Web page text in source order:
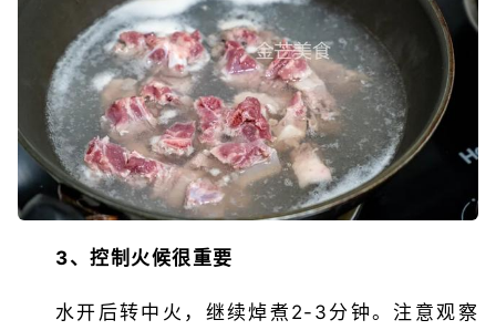
3、控制火候很重要
水开后转中火，继续焯煮2-3分钟。注意观察